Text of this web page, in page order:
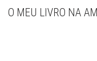
O MEU LIVRO NA